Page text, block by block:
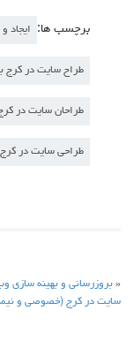
برچسب ها: ایجاد
طراح سایت در کرج
طراحان سایت در
طراحی سایت در
« بروزرسانی و بهینه سازی
سایت در کرج (خصوصی و